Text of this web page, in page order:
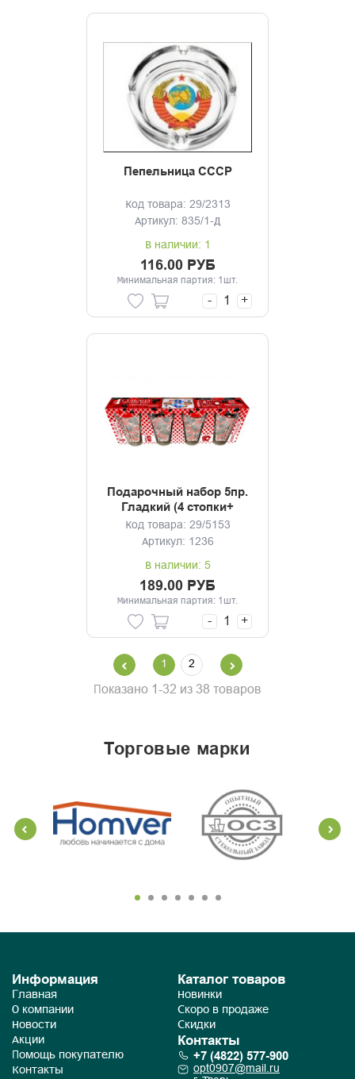
Пепельница СССР
Код товара: 29/2313
Артикул: 835/1-Д
В наличии: 1
116.00 РУБ
Минимальная партия: 1шт.
- +
Подарочный набор 5пр.
Гладкий (4 стопки+
колода карт)
Код товара: 29/5153
Артикул: 1236
В наличии: 5
189.00 РУБ
Минимальная партия: 1шт.
- +
1 2
Показано 1-32 из 38 товаров
торговые марки
Информация
Главная
О компании
Новости
Акции
Помощь покупателю
Контакты
Каталог товаров
Новинки
Скоро в продаже
Скидки
Контакты
+7 (4822) 577-900
opt0907@mail.ru